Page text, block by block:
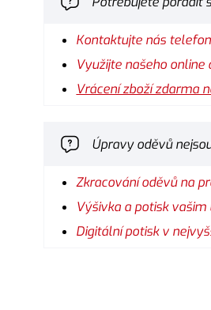
Kontaktujte nás
Využijte našeho online
Vrácení zboží zdarma
Úpravy oděvů
Zkracování oděvů na
Výšivka a potisk
Digitální potisk v